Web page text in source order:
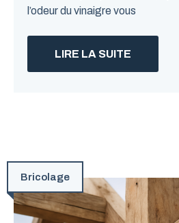
l’odeur du vinaigre vous
LIRE LA SUITE
Bricolage